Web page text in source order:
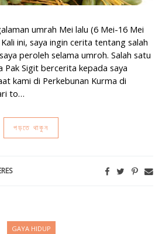
umrah Mei lalu (6 Mei-16 Mei
ini, saya ingin cerita tentang salah
peroleh selama umroh. Salah satu
Pak Sigit bercerita kepada saya
kami di Perkebunan Kurma di
to…
পড়তে থাকুন
GAYA HIDUP